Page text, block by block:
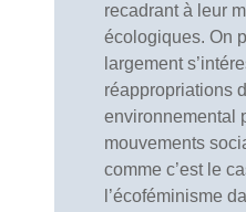
recadrant à leur
écologiques. On
largement
réappropriations
environnemental
mouvements
comme c’est le
l’écoféminisme